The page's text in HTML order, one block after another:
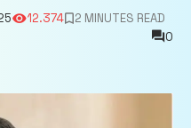
12.374
2 MINUTES READ
0